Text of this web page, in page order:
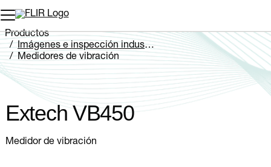
Productos
Imágenes e inspección industriales
Medidores de vibración
Extech VB450
Extech VB450
Medidor de vibración